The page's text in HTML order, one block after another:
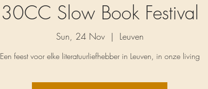
30CC Slow Book Festival
Sun, 24 Nov
  |
Leuven
Een feest voor elke literatuurliefhebber in Leuven, in onze living